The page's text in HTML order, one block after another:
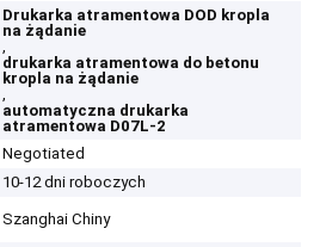
Drukarka atramentowa DOD kropla
na żądanie
,
drukarka atramentowa do betonu
kropla na żądanie
,
automatyczna drukarka
atramentowa D07L-2
Negotiated
10-12 dni roboczych
Szanghai Chiny